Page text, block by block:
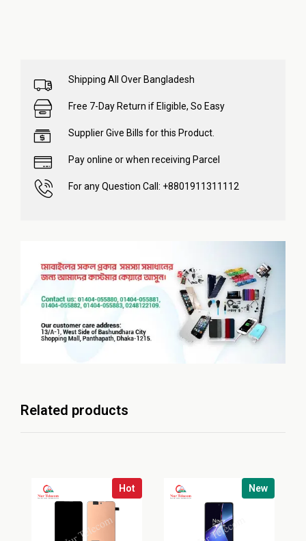
Shipping All Over Bangladesh
Free 7-Day Return if Eligible, So Easy
Supplier Give Bills for this Product.
Pay online or when receiving Parcel
For any Question Call: +8801911311112
Related products
Hot New